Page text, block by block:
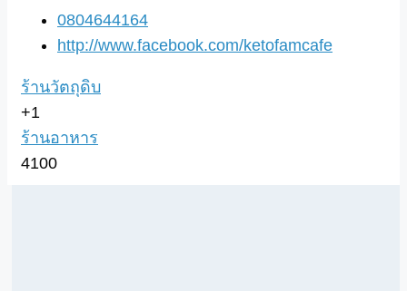
0804644164
http://www.facebook.com/ketofamcafe
ร้านวัตถุดิบ
+1
ร้านอาหาร
4100